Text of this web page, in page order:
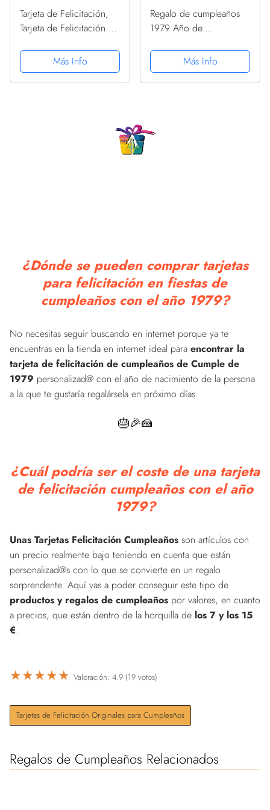
Tarjeta de Felicitación,
Tarjeta de Felicitación de
Tarjeta de Felicitación de
Madera, Utilizada para el
Día Del Padre,
Más Info
Regalo de cumpleaños
1979 Año de
SudaderaMás Info
¿Dónde se pueden comprar tarjetas
para felicitación en fiestas de
cumpleaños con el año 1979?
No necesitas seguir buscando en internet porque ya te
encuentras en la tienda en internet ideal para encontrar la
tarjeta de felicitación de cumpleaños de Cumple de
1979 personalizad@ con el año de nacimiento de la persona
a la que te gustaría regalársela en próximo días.
🎂🎉🍰
¿Cuál podría ser el coste de una tarjeta
de felicitación cumpleaños con el año
1979?
Unas Tarjetas Felicitación Cumpleaños son artículos con
un precio realmente bajo teniendo en cuenta que están
personalizad@s con lo que se convierte en un regalo
sorprendente. Aquí vas a poder conseguir este tipo de
productos y regalos de cumpleaños por valores, en cuanto
a precios, que están dentro de la horquilla de los 7 y los 15
€.
★★★★★ Valoración: 4.9 (19 votos)
Tarjetas de Felicitación Originales para Cumpleaños
Regalos de Cumpleaños Relacionados